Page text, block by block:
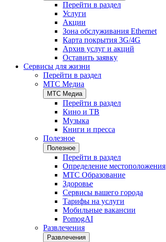
Перейти в раздел
Услуги
Акции
Зона обслуживания Ethernet
Карта покрытия 3G/4G
Архив услуг и акций
Оставить заявку
Сервисы для жизни
Перейти в раздел
МТС Медиа
МТС Медиа
Перейти в раздел
Кино и ТВ
Музыка
Книги и пресса
Полезное
Полезное
Перейти в раздел
Определение местоположения
МТС Образование
Здоровье
Сервисы вашего города
Тарифы на услуги
Мобильные вакансии
PomogAI
Развлечения
Развлечения